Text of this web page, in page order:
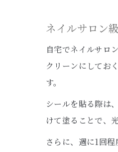
ネイルサロン
自宅でネイルサロ
クリーンにしてお
す。
シールを貼る際は
けて塗ることで、
さらに、週に1回